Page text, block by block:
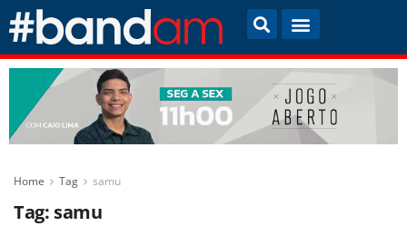
Home Tag samu
Tag: samu